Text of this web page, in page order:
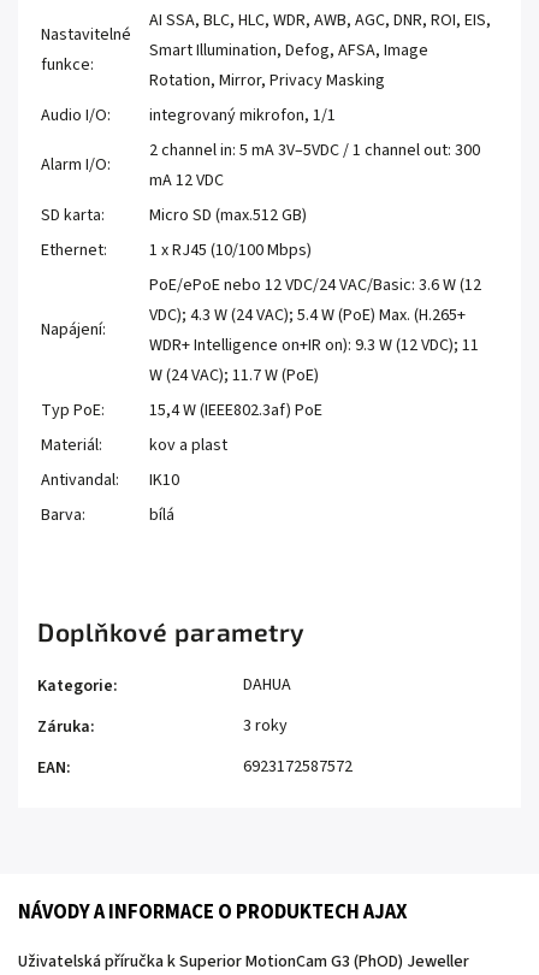
Nastavitelné
funkce:
AI SSA, BLC, HLC, WDR, AWB, AGC, DNR, ROI, EIS,
Smart Illumination, Defog, AFSA, Image
Rotation, Mirror, Privacy Masking
Audio I/O:
integrovaný mikrofon, 1/1
Alarm I/O:
2 channel in: 5 mA 3V–5VDC / 1 channel out: 300
mA 12 VDC
SD karta:
Micro SD (max.512 GB)
Ethernet:
1 x RJ45 (10/100 Mbps)
Napájení:
PoE/ePoE nebo 12 VDC/24 VAC/Basic: 3.6 W (12
VDC); 4.3 W (24 VAC); 5.4 W (PoE) Max. (H.265+
WDR+ Intelligence on+IR on): 9.3 W (12 VDC); 11
W (24 VAC); 11.7 W (PoE)
Typ PoE:
15,4 W (IEEE802.3af) PoE
Materiál:
kov a plast
Antivandal:
IK10
Barva:
bílá
Doplňkové parametry
Kategorie:
DAHUA
Záruka:
3 roky
EAN: 6923172587572
NÁVODY A INFORMACE O PRODUKTECH AJAX
Uživatelská příručka k Superior MotionCam G3 (PhOD) Jeweller